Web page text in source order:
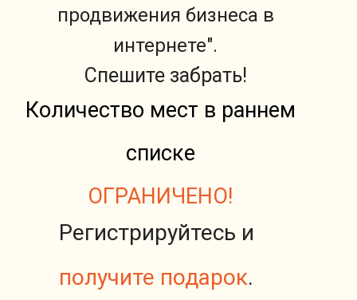
продвижения бизнеса в
интернете".
Спешите забрать!
Регистрируйтесь и
получите подарок.
Количество мест в раннем
списке
ОГРАНИЧЕНО!